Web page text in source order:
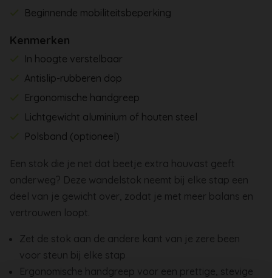
Beginnende mobiliteitsbeperking
Kenmerken
In hoogte verstelbaar
Antislip-rubberen dop
Ergonomische handgreep
Lichtgewicht aluminium of houten steel
Polsband (optioneel)
Een stok die je net dat beetje extra houvast geeft
onderweg? Deze wandelstok neemt bij elke stap een
deel van je gewicht over, zodat je met meer balans en
vertrouwen loopt.
Zet de stok aan de andere kant van je zere been
voor steun bij elke stap
Ergonomische handgreep voor een prettige, stevige